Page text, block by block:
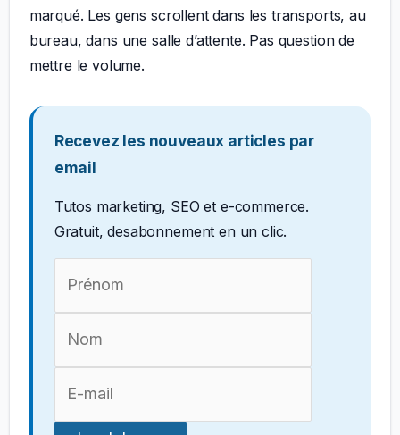
marqué. Les gens scrollent dans les transports, au
bureau, dans une salle d’attente. Pas question de
mettre le volume.
Recevez les nouveaux articles par
email
Tutos marketing, SEO et e-commerce.
Gratuit, desabonnement en un clic.